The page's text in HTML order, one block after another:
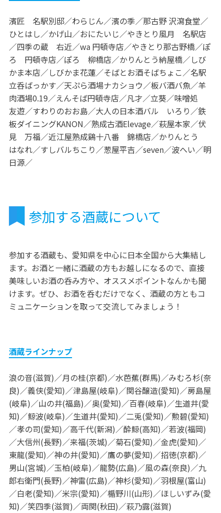
濱匠 名駅別邸／わらじん／濱の季／那古野 沢瀉食堂／
ひとはし／かげ山／おにたいじ／やきとり風月 名駅店
／四季の蔵 右近／wa 円頓寺店／やきとり那古野橋／ぽ
ろ 円頓寺店／ぽろ 柳橋店／かりんとう納屋橋／しび
かま本店／しびかま花蓮／そばとお酒そばちょこ／名駅
立呑ばっかす／天ぷら酒場ナカショウ／板バ酒バ魚／羊
肉酒場0.19／えんそば円頓寺店／凡才／立葵／味噌処
友遊／すわりのおお島／大人の日本酒バル いろり／鉄
板ダイニングKANON／熟成古酒Elevage／萩屋本家／伏
見 万福／近江屋熟成鷄十八番 錦橋店／かりんとう
はなれ／すしバルちこり／葱屋平吉／seven／波へい／明
日源／
参加する酒蔵について
参加する酒蔵も、愛知県を中心に日本全国から大集結し
ます。お酒と一緒に酒蔵の方もお越しになるので、直接
美味しいお酒の呑み方や、オススメポイントなんかも聞
けます。ぜひ、お酒を呑むだけでなく、酒蔵の方ともコ
ミュニケーションを取って交流してみましょう！
酒蔵ラインナップ
浪の音(滋賀)／月の桂(京都)／水芭蕉(群馬)／みむろ杉(奈
良)／義侠(愛知)／津島屋(岐阜)／関谷醸造(愛知)／房島屋
(岐阜)／山の井(福島)／奥(愛知)／百春(岐阜)／生道井(愛
知)／鯨波(岐阜)／生道井(愛知)／二兎(愛知)／勲碧(愛知)
／孝の司(愛知)／高千代(新潟)／酔鯨(高知)／若波(福岡)
／大信州(長野)／来福(茨城)／菊石(愛知)／金虎(愛知)／
東龍(愛知)／神の井(愛知)／鷹の夢(愛知)／招徳(京都)／
男山(宮城)／玉柏(岐阜)／龍勢(広島)／風の森(奈良)／九
郎右衛門(長野)／神雷(広島)／神杉(愛知)／羽根屋(富山)
／白老(愛知)／米宗(愛知)／楯野川(山形)／ほしいずみ(愛
知)／笑四季(滋賀)／両関(秋田)／萩乃露(滋賀)